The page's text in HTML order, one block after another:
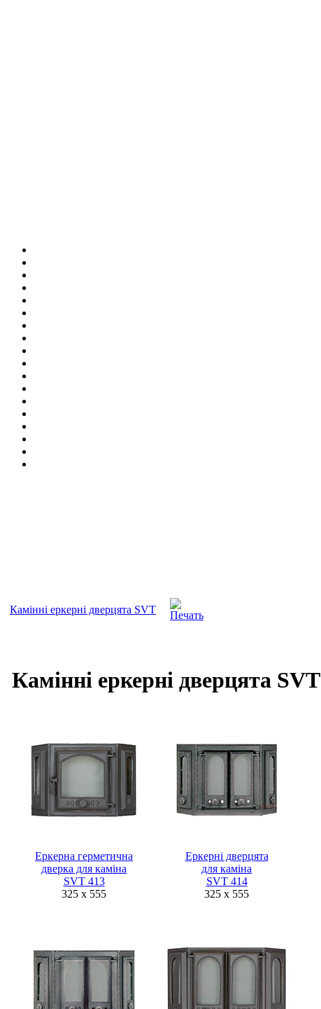
Камінні еркерні дверцята SVT
Камінні еркерні дверцята SVT
Еркерна герметична
дверка для каміна
SVT 413
325 x 555
Еркерні дверцята
для каміна
SVT 414
325 x 555